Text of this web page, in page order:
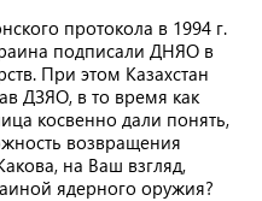
протокола в 1994 г.
подписали ДНЯО в
При этом Казахстан
ДЗЯО, в то время как
косвенно дали понять,
возвращения
на Ваш взгляд,
ядерного оружия?